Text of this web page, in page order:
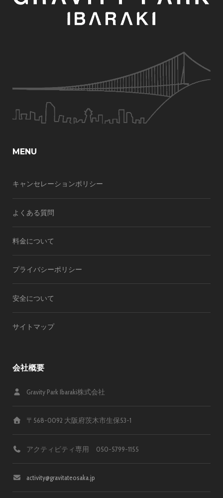
MENU
キャンセレーションポリシー
よくある質問
料金について
プライバシーポリシー
安全について
サイトマップ
会社概要
Gravity Park Ibaraki株式会社
〒568-0092 大阪府茨木市生保53-1
アクティビティ専用 050-5799-1155
activity@gravitateosaka.jp